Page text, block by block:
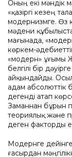
Оның екі мəндік
«қазіргі кезең
модернизмге. Өз
мəдени
мағынада,
көркем-
«модерн» ұғымы
белгілі бір
айқындайды.
адам абсолюттік
дегенді атап
Заманнан бұрын
теориялық және
деген факторды
Модернге
ғасырдан